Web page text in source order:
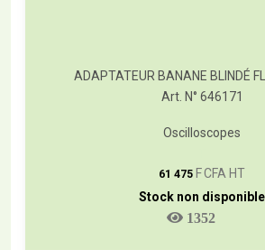
ADAPTATEUR BANANE BLINDÉ
Art. N° 646171
Oscilloscopes
61 475 F CFA HT
Stock non disponible
1352